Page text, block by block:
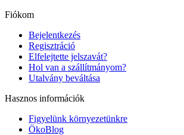
Fiókom
Bejelentkezés
Regisztráció
Elfelejtette jelszavát?
Hol van a szállítmányom?
Utalvány beváltása
Hasznos információk
Figyelünk környezetünkre
ÖkoBlog